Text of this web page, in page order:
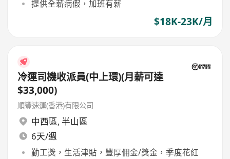
提供全薪病假，加班有薪
$18K-23K/月
冷運司機收派員(中上環)(月薪可達
$33,000)
順豐速運(香港)有限公司
中西區, 半山區
6天/週
勤工獎，生活津貼，豐厚佣金/獎金，季度花紅